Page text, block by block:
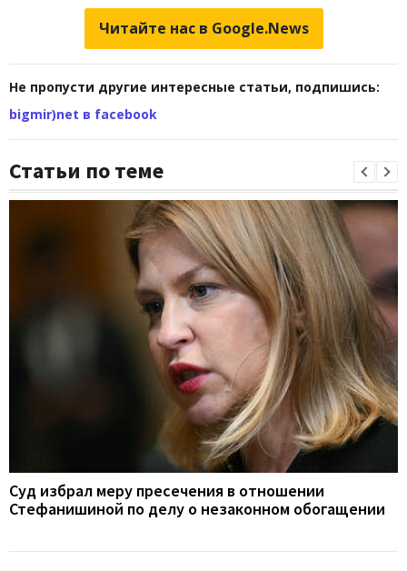
Читайте нас в Google.News
Не пропусти другие интересные статьи, подпишись:
bigmir)net в facebook
Статьи по теме
Суд избрал меру пресечения в отношении
Стефанишиной по делу о незаконном обогащении